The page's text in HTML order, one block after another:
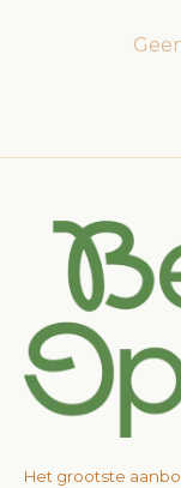
Het grootste